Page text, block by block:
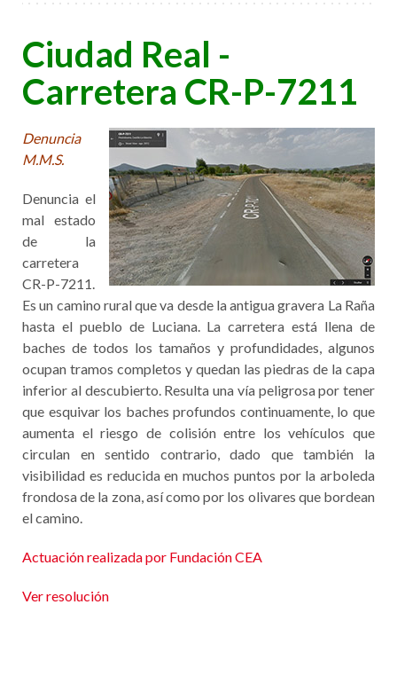
Ciudad Real -
Carretera CR-P-7211
Denuncia
M.M.S.
Denuncia el
mal estado
de la
carretera
CR-P-7211.
Es un camino rural que va desde la antigua gravera La Raña
hasta el pueblo de Luciana. La carretera está llena de
baches de todos los tamaños y profundidades, algunos
ocupan tramos completos y quedan las piedras de la capa
inferior al descubierto. Resulta una vía peligrosa por tener
que esquivar los baches profundos continuamente, lo que
aumenta el riesgo de colisión entre los vehículos que
circulan en sentido contrario, dado que también la
visibilidad es reducida en muchos puntos por la arboleda
frondosa de la zona, así como por los olivares que bordean
el camino.
Actuación realizada por Fundación CEA
Ver resolución